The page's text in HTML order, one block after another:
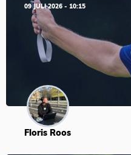
09 JULI 2026 - 10:15
Floris Roos